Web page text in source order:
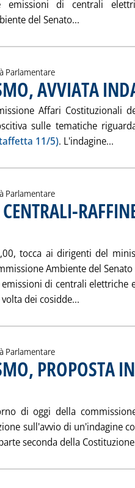
emissioni di centrali
del Senato... Leggi tutta
Parlamentare
AVVIATA
Affari Costituzionali
sulle tematiche
11/5). L'indagine...
Parlamentare
11 maggio 2004 alle 15.26.
tocca ai dirigenti del
Ambiente del
di centrali elettriche
dei cosidde... Leggi tutta
Parlamentare
PROPOSTA
di oggi della
sull'avvio di un'indagine
seconda della